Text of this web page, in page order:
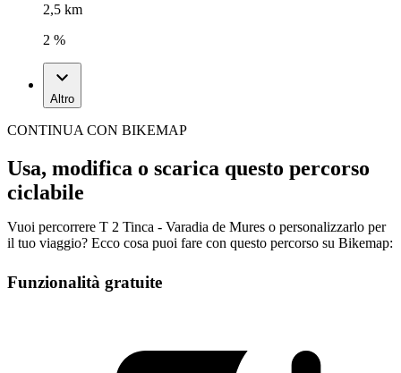
2,5 km
2 %
Altro
CONTINUA CON BIKEMAP
Usa, modifica o scarica questo percorso
ciclabile
Vuoi percorrere T 2 Tinca - Varadia de Mures o personalizzarlo per
il tuo viaggio? Ecco cosa puoi fare con questo percorso su Bikemap:
Funzionalità gratuite